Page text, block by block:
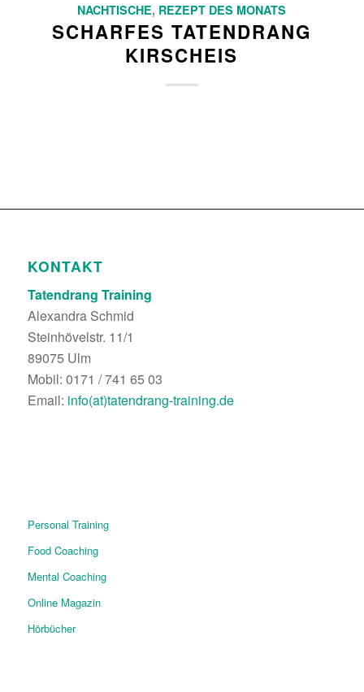
NACHTISCHE, REZEPT DES MONATS
SCHARFES TATENDRANG
KIRSCHEIS
KONTAKT
Tatendrang Training
Alexandra Schmid
Steinhövelstr. 11/1
89075 Ulm
Mobil: 0171 / 741 65 03
Email: info(at)tatendrang-training.de
Personal Training
Food Coaching
Mental Coaching
Online Magazin
Hörbücher